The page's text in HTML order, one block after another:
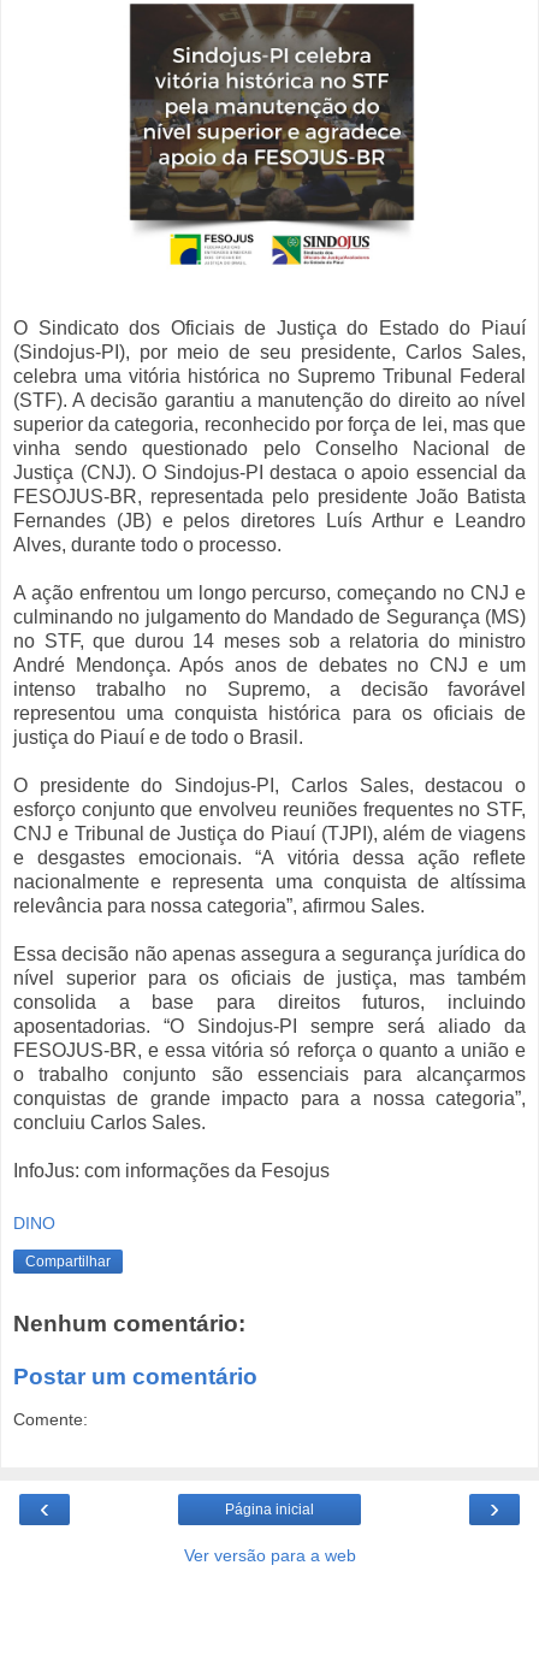
O Sindicato dos Oficiais de Justiça do Estado do Piauí
(Sindojus-PI), por meio de seu presidente, Carlos Sales,
celebra uma vitória histórica no Supremo Tribunal Federal
(STF). A decisão garantiu a manutenção do direito ao nível
superior da categoria, reconhecido por força de lei, mas que
vinha sendo questionado pelo Conselho Nacional de
Justiça (CNJ). O Sindojus-PI destaca o apoio essencial da
FESOJUS-BR, representada pelo presidente João Batista
Fernandes (JB) e pelos diretores Luís Arthur e Leandro
Alves, durante todo o processo.
A ação enfrentou um longo percurso, começando no CNJ e
culminando no julgamento do Mandado de Segurança (MS)
no STF, que durou 14 meses sob a relatoria do ministro
André Mendonça. Após anos de debates no CNJ e um
intenso trabalho no Supremo, a decisão favorável
representou uma conquista histórica para os oficiais de
justiça do Piauí e de todo o Brasil.
O presidente do Sindojus-PI, Carlos Sales, destacou o
esforço conjunto que envolveu reuniões frequentes no STF,
CNJ e Tribunal de Justiça do Piauí (TJPI), além de viagens
e desgastes emocionais. “A vitória dessa ação reflete
nacionalmente e representa uma conquista de altíssima
relevância para nossa categoria”, afirmou Sales.
Essa decisão não apenas assegura a segurança jurídica do
nível superior para os oficiais de justiça, mas também
consolida a base para direitos futuros, incluindo
aposentadorias. “O Sindojus-PI sempre será aliado da
FESOJUS-BR, e essa vitória só reforça o quanto a união e
o trabalho conjunto são essenciais para alcançarmos
conquistas de grande impacto para a nossa categoria”,
concluiu Carlos Sales.
InfoJus: com informações da Fesojus
DINO
Compartilhar
Nenhum comentário:
Postar um comentário
Comente:
‹ ›
Página inicial
Ver versão para a web